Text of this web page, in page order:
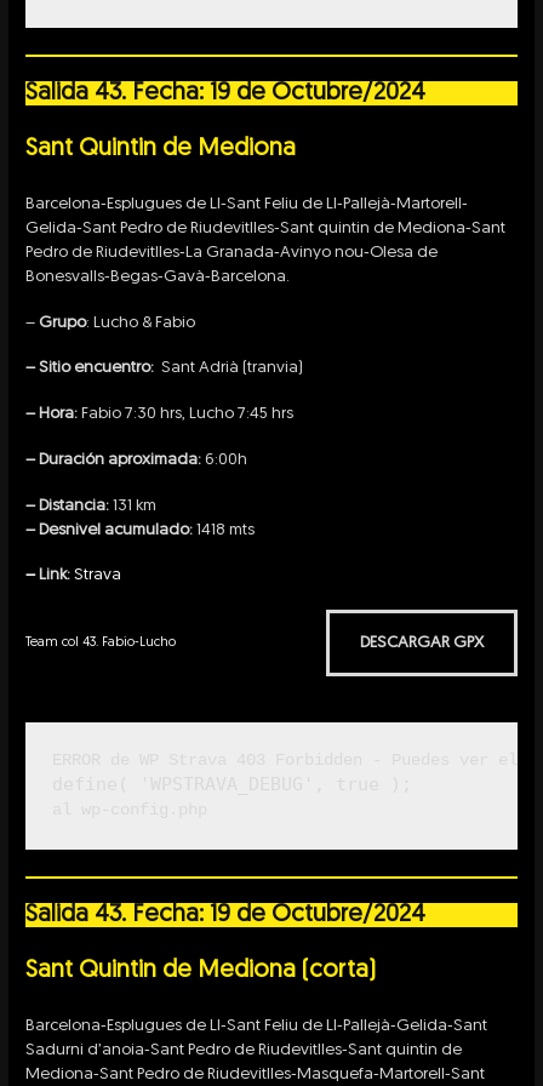
Salida 43. Fecha: 19 de Octubre/2024
Sant Quintin de Mediona
Barcelona-Esplugues de Ll-Sant Feliu de Ll-Pallejà-Martorell-
Gelida-Sant Pedro de Riudevitlles-Sant quintin de Mediona-Sant
Pedro de Riudevitlles-La Granada-Avinyo nou-Olesa de
Bonesvalls-Begas-Gavà-Barcelona.
–Grupo: Lucho & Fabio
– Sitio encuentro: Sant Adrià (tranvia)
– Hora: Fabio 7:30 hrs, Lucho 7:45 hrs
– Duración aproximada:6:00h
– Distancia: 131 km
– Desnivel acumulado:1418 mts
– Link:Strava
Team col 43. Fabio-Lucho DESCARGAR GPX
Salida 43. Fecha: 19 de Octubre/2024
Sant Quintin de Mediona (corta)
Barcelona-Esplugues de Ll-Sant Feliu de Ll-Pallejà-Gelida-Sant
Sadurni d’anoia-Sant Pedro de Riudevitlles-Sant quintin de
Mediona-Sant Pedro de Riudevitlles-Masquefa-Martorell-Sant